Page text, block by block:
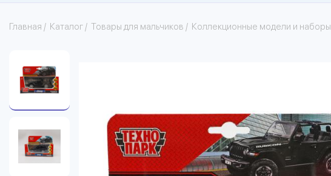
Главная / Каталог / Товары для мальчиков / Коллекционные модели и наборы